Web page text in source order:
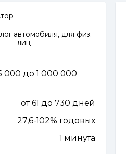
автомобиля, для физ.
лиц
000 до 1 000 000
от 61 до 730 дней
27,6-102% годовых
1 минута